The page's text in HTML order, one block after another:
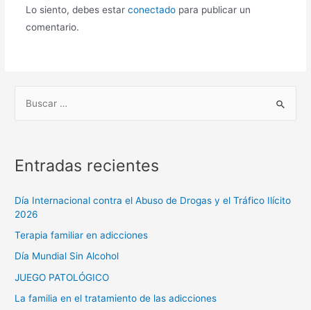
Lo siento, debes estar conectadopara publicar un
comentario.
Entradas recientes
Día Internacional contra el Abuso de Drogas y el Tráfico Ilícito
2026
Terapia familiar en adicciones
Día Mundial Sin Alcohol
JUEGO PATOLÓGICO
La familia en el tratamiento de las adicciones